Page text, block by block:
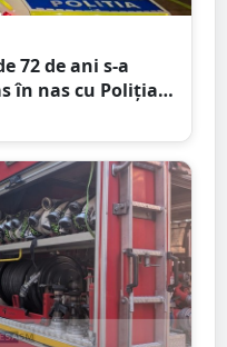
72 de ani s-a
în nas cu Poliția